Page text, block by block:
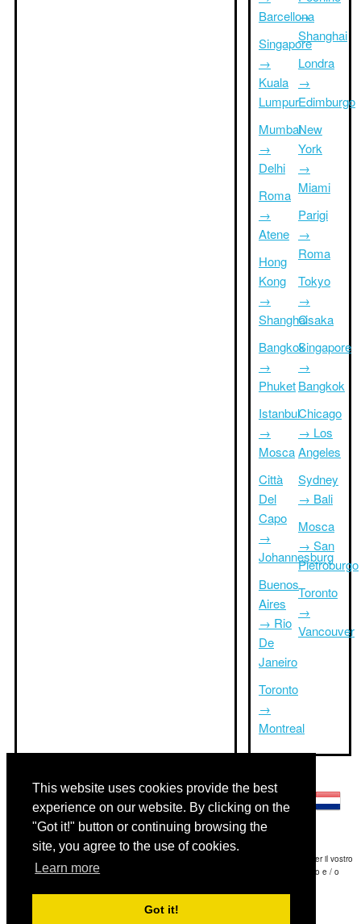
This website uses cookies provide the best
experience on our website. By clicking on the
"Got it!" button or continuing browsing the
site, you agree to the use of cookies.
Learn more
Got it!
Barcellona
Singapore
→
Kuala
Lumpur
Mumbai
→
Delhi
Roma
→
Atene
Hong
Kong
→
Shanghai
Bangkok
→
Phuket
Istanbul
→
Mosca
Città
Del
Capo
→
Johannesburg
Buenos
Aires
→ Rio
De
Janeiro
Toronto
→
Montreal
→
Shanghai
Londra
→
Edimburgo
New
York
→
Miami
Parigi
→
Roma
Tokyo
→
Osaka
Singapore
→
Bangkok
Chicago
→ Los
Angeles
Sydney
→ Bali
Mosca
→ San
Pietroburgo
Toronto
→
Vancouver
Disclaimer: Le informazioni visualizzate su questo sito è la nostra migliore stima e per il vostro
riferimento soltanto.Triptimeto.com non è responsabile di eventuali ritardi viaggio e / o